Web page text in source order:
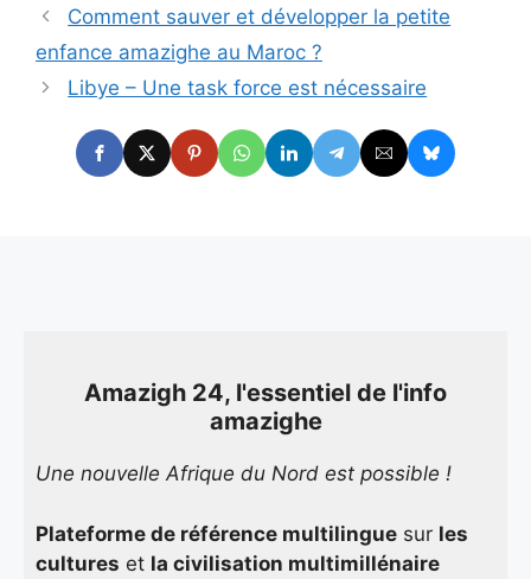
Comment sauver et développer la petite
enfance amazighe au Maroc ?
Libye – Une task force est nécessaire
Amazigh 24, l'essentiel de l'info
amazighe
Une nouvelle Afrique du Nord est possible !
Plateforme de référence multilingue sur les
cultures et la civilisation multimillénaire